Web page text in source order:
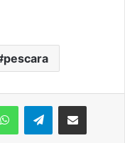
pescara
Telegram